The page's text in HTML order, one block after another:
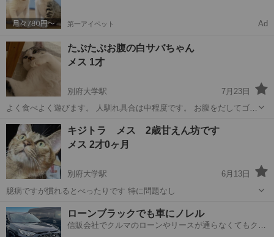
第一アイペット Ad
たぷたぷお腹の白サバちゃん
メス 1才
別府大学駅
7月23日
よく食べよく遊びます。 人馴れ具合は中程度です。 お腹をだしてゴロ
女の子です。 約1歳くらいです。 去勢済 耳はさくらカットしていま
す。 とくに検査はして...
大分 別府市 サバ
キジトラ メス 2歳甘えん坊です
メス 2才0ヶ月
別府大学駅
6月13日
臆病ですが慣れるとべったりです 特に問題なし
大分 別府市 別府大学駅 猫
ローンブラックでも車にノレル
信販会社でクルマのローンやリースが通らなくてもクル